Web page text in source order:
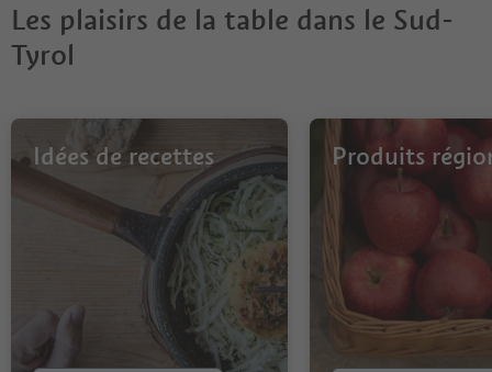
Les plaisirs de la table dans le Sud-
Tyrol
Idées de recettes Produits